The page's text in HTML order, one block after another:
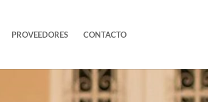
PROVEEDORES CONTACTO